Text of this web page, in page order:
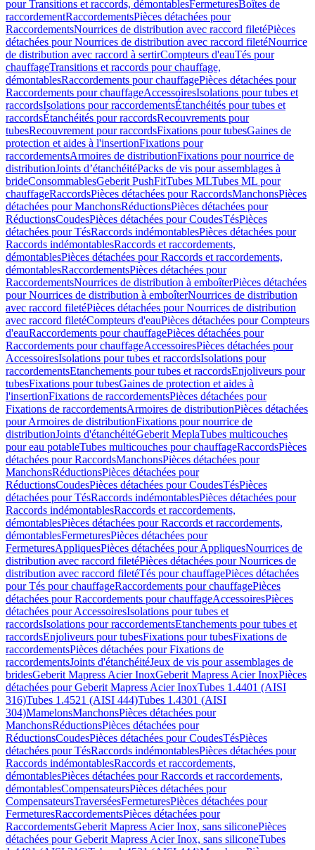
pour Transitions et raccords, démontablesFermeturesBoîtes de
raccordementRaccordementsPièces détachées pour
RaccordementsNourrices de distribution avec raccord filetéPièces
détachées pour Nourrices de distribution avec raccord filetéNourrice
de distribution avec raccord à sertirCompteurs d'eauTés pour
chauffageTransitions et raccords pour chauffage,
démontablesRaccordements pour chauffagePièces détachées pour
Raccordements pour chauffageAccessoiresIsolations pour tubes et
raccordsIsolations pour raccordementsÉtanchéités pour tubes et
raccordsÉtanchéités pour raccordsRecouvrements pour
tubesRecouvrement pour raccordsFixations pour tubesGaines de
protection et aides à l'insertionFixations pour
raccordementsArmoires de distributionFixations pour nourrice de
distributionJoints d’étanchéitéPacks de vis pour assemblages à
brideConsommablesGeberit PushFitTubes MLTubes ML pour
chauffageRaccordsPièces détachées pour RaccordsManchonsPièces
détachées pour ManchonsRéductionsPièces détachées pour
RéductionsCoudesPièces détachées pour CoudesTésPièces
détachées pour TésRaccords indémontablesPièces détachées pour
Raccords indémontablesRaccords et raccordements,
démontablesPièces détachées pour Raccords et raccordements,
démontablesRaccordementsPièces détachées pour
RaccordementsNourrices de distribution à emboîterPièces détachées
pour Nourrices de distribution à emboîterNourrices de distribution
avec raccord filetéPièces détachées pour Nourrices de distribution
avec raccord filetéCompteurs d'eauPièces détachées pour Compteurs
d'eauRaccordements pour chauffagePièces détachées pour
Raccordements pour chauffageAccessoiresPièces détachées pour
AccessoiresIsolations pour tubes et raccordsIsolations pour
raccordementsEtanchements pour tubes et raccordsEnjoliveurs pour
tubesFixations pour tubesGaines de protection et aides à
l'insertionFixations de raccordementsPièces détachées pour
Fixations de raccordementsArmoires de distributionPièces détachées
pour Armoires de distributionFixations pour nourrice de
distributionJoints d'étanchéitéGeberit MeplaTubes multicouches
pour eau potableTubes multicouches pour chauffageRaccordsPièces
détachées pour RaccordsManchonsPièces détachées pour
ManchonsRéductionsPièces détachées pour
RéductionsCoudesPièces détachées pour CoudesTésPièces
détachées pour TésRaccords indémontablesPièces détachées pour
Raccords indémontablesRaccords et raccordements,
démontablesPièces détachées pour Raccords et raccordements,
démontablesFermeturesPièces détachées pour
FermeturesAppliquesPièces détachées pour AppliquesNourrices de
distribution avec raccord filetéPièces détachées pour Nourrices de
distribution avec raccord filetéTés pour chauffagePièces détachées
pour Tés pour chauffageRaccordements pour chauffagePièces
détachées pour Raccordements pour chauffageAccessoiresPièces
détachées pour AccessoiresIsolations pour tubes et
raccordsIsolations pour raccordementsEtanchements pour tubes et
raccordsEnjoliveurs pour tubesFixations pour tubesFixations de
raccordementsPièces détachées pour Fixations de
raccordementsJoints d'étanchéitéJeux de vis pour assemblages de
bridesGeberit Mapress Acier InoxGeberit Mapress Acier InoxPièces
détachées pour Geberit Mapress Acier InoxTubes 1.4401 (AISI
316)Tubes 1.4521 (AISI 444)Tubes 1.4301 (AISI
304)MamelonsManchonsPièces détachées pour
ManchonsRéductionsPièces détachées pour
RéductionsCoudesPièces détachées pour CoudesTésPièces
détachées pour TésRaccords indémontablesPièces détachées pour
Raccords indémontablesRaccords et raccordements,
démontablesPièces détachées pour Raccords et raccordements,
démontablesCompensateursPièces détachées pour
CompensateursTraverséesFermeturesPièces détachées pour
FermeturesRaccordementsPièces détachées pour
RaccordementsGeberit Mapress Acier Inox, sans siliconePièces
détachées pour Geberit Mapress Acier Inox, sans siliconeTubes